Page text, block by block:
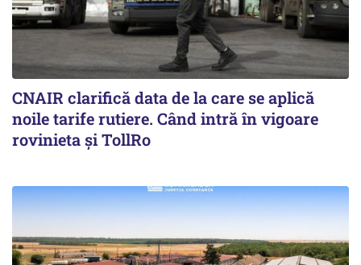
CNAIR clarifică data de la care se aplică
noile tarife rutiere. Când intră în vigoare
rovinieta și TollRo